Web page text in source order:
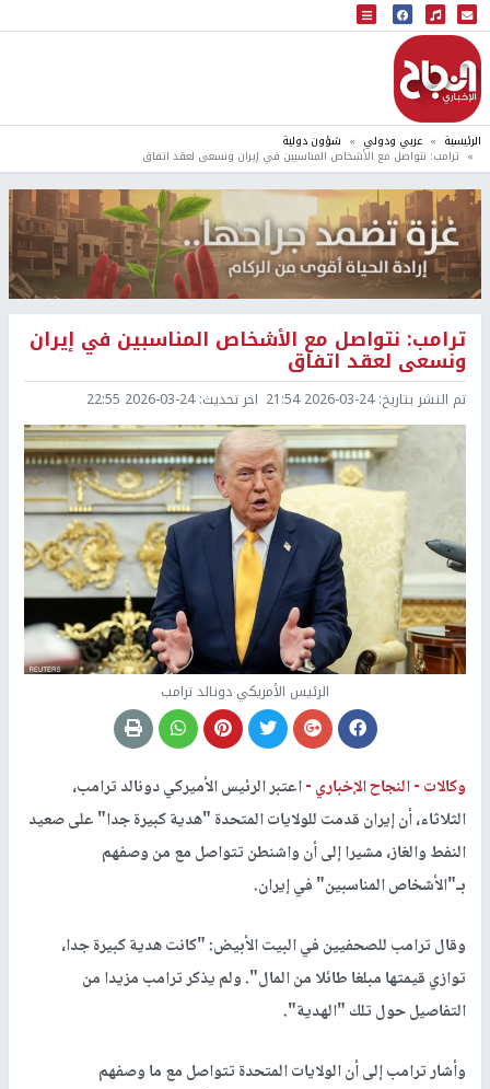
البث المباشر
إذاعة النجاح
الرئيسية عربي ودولي شؤون دولية
ترامب: نتواصل مع الأشخاص المناسبين في إيران ونسعى لعقد اتفاق
ترامب: نتواصل مع الأشخاص المناسبين في إيران
ونسعى لعقد اتفاق
تم النشر بتاريخ:2026-03-24 21:54 اخر تحديث:2026-03-24 22:55
الرئيس الأمريكي دونالد ترامب
وكالات -النجاح الإخباري -اعتبر الرئيس الأميركي دونالد ترامب،
الثلاثاء، أن إيران قدمت للولايات المتحدة "هدية كبيرة جدا" على صعيد
النفط والغاز، مشيرا إلى أن واشنطن تتواصل مع من وصفهم
بـ"الأشخاص المناسبين" في إيران.
وقال ترامب للصحفيين في البيت الأبيض: "كانت هدية كبيرة جدا،
توازي قيمتها مبلغا طائلا من المال". ولم يذكر ترامب مزيدا من
التفاصيل حول تلك "الهدية".
وأشار ترامب إلى أن الولايات المتحدة تتواصل مع ما وصفهم